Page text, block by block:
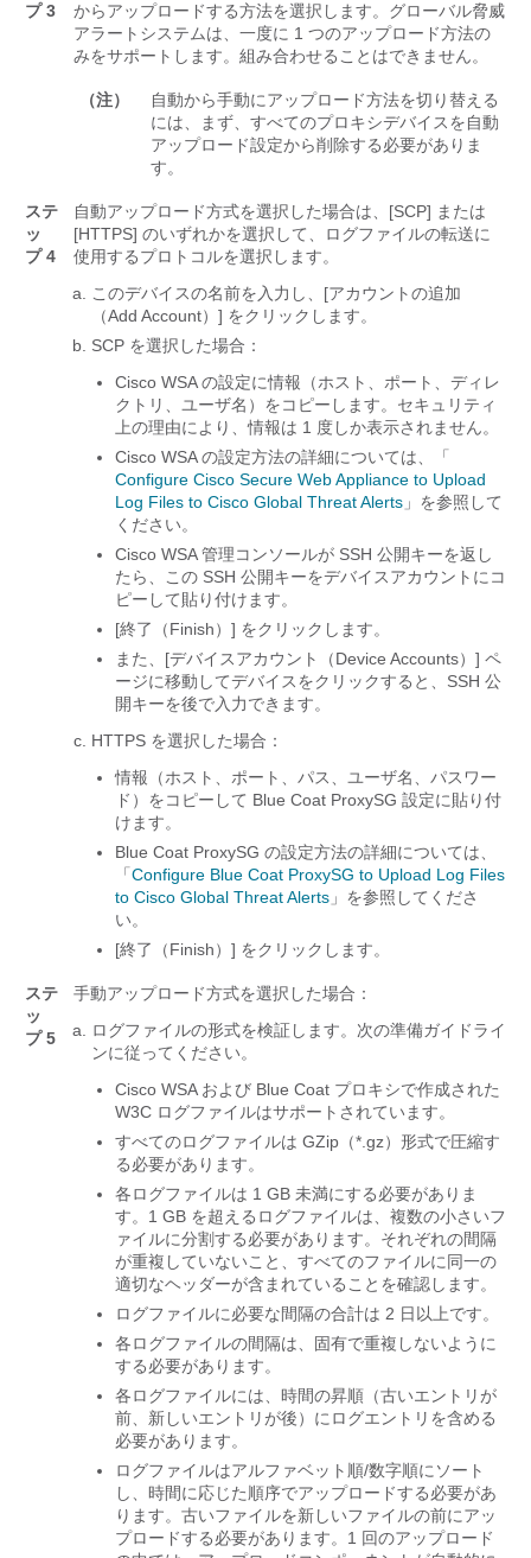
プ 3
からアップロードする方法を選択します。グローバル脅威
アラートシステムは、一度に 1 つのアップロード方法の
みをサポートします。組み合わせることはできません。
（注）
自動から手動にアップロード方法を切り替える
には、まず、すべてのプロキシデバイスを自動
アップロード設定から削除する必要がありま
す。
ステ
ッ
プ 4
自動アップロード方式を選択した場合は、[SCP] または
[HTTPS] のいずれかを選択して、ログファイルの転送に
使用するプロトコルを選択します。
このデバイスの名前を入力し、[アカウントの追加
（Add Account）] をクリックします。
SCP を選択した場合：
Cisco WSA の設定に情報（ホスト、ポート、ディレ
クトリ、ユーザ名）をコピーします。セキュリティ
上の理由により、情報は 1 度しか表示されません。
Cisco WSA の設定方法の詳細については、「
Configure Cisco Secure Web Appliance to Upload
Log Files to Cisco Global Threat Alerts 」を参照して
ください。
Cisco WSA 管理コンソールが SSH 公開キーを返し
たら、この SSH 公開キーをデバイスアカウントにコ
ピーして貼り付けます。
[終了（Finish）] をクリックします。
また、[デバイスアカウント（Device Accounts）] ペ
ージに移動してデバイスをクリックすると、SSH 公
開キーを後で入力できます。
HTTPS を選択した場合：
情報（ホスト、ポート、パス、ユーザ名、パスワー
ド）をコピーして Blue Coat ProxySG 設定に貼り付
けます。
Blue Coat ProxySG の設定方法の詳細については、
「 Configure Blue Coat ProxySG to Upload Log Files
to Cisco Global Threat Alerts 」を参照してくださ
い。
[終了（Finish）] をクリックします。
ステ
ッ
プ 5
手動アップロード方式を選択した場合：
ログファイルの形式を検証します。次の準備ガイドライ
ンに従ってください。
Cisco WSA および Blue Coat プロキシで作成された
W3C ログファイルはサポートされています。
すべてのログファイルは GZip（*.gz）形式で圧縮す
る必要があります。
各ログファイルは 1 GB 未満にする必要がありま
す。1 GB を超えるログファイルは、複数の小さいフ
ァイルに分割する必要があります。それぞれの間隔
が重複していないこと、すべてのファイルに同一の
適切なヘッダーが含まれていることを確認します。
ログファイルに必要な間隔の合計は 2 日以上です。
各ログファイルの間隔は、固有で重複しないように
する必要があります。
各ログファイルには、時間の昇順（古いエントリが
前、新しいエントリが後）にログエントリを含める
必要があります。
ログファイルはアルファベット順/数字順にソート
し、時間に応じた順序でアップロードする必要があ
ります。古いファイルを新しいファイルの前にアッ
プロードする必要があります。1 回のアップロード